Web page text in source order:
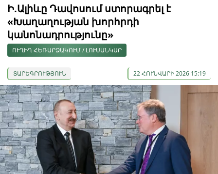
Ի.Ալիևը Դավոսում ստորագրել է
«Խաղաղության խորհրդի
կանոնադրությունը»
ՈՒՂԻՂ ՀԵՌԱՐՁԱԿՈՒՄ / ԼՈՒՍԱՆԿԱՐ
ՏԱՐԵԳՐՈՒԹՅՈՒՆ 22 ՀՈՒՆՎԱՐԻ 2026 15:19